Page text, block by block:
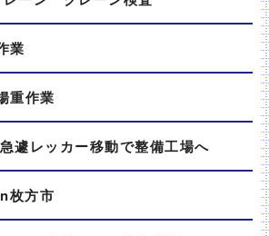
業
重作業
遽レッカー移動で整備工場へ
枚方市